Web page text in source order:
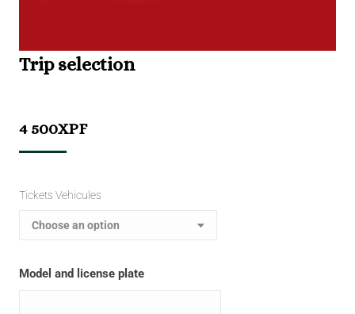
Trip selection
4 500XPF
Tickets Vehicules
Model and license plate